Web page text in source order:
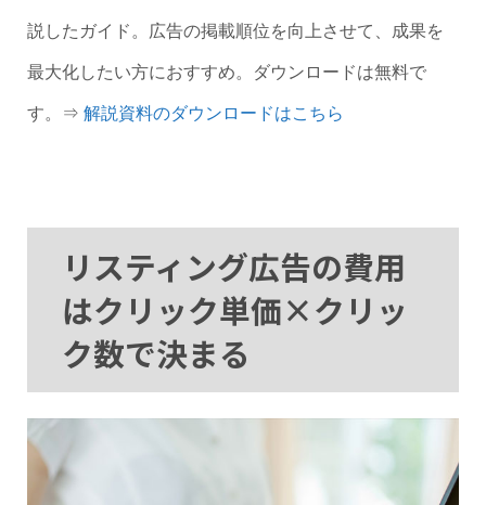
説したガイド。広告の掲載順位を向上させて、成果を
最大化したい方におすすめ。ダウンロードは無料で
す。⇒ 解説資料のダウンロードはこちら
リスティング広告の費用
はクリック単価×クリッ
ク数で決まる